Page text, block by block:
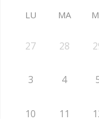
LU MA
27 28
3 4
10 11